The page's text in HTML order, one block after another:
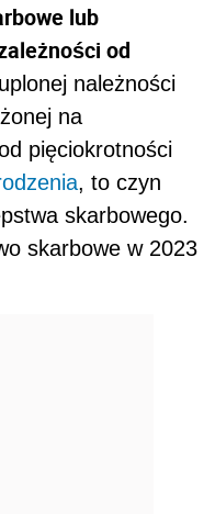
lub
od
należności
na
pięciokrotności
, to czyn
skarbowego.
skarbowe w 2023